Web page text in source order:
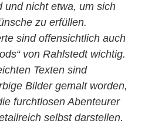
und nicht etwa, um sich
zu erfüllen.
sind offensichtlich auch
von Rahlstedt wichtig.
Texten sind
Bilder gemalt worden,
furchtlosen Abenteurer
selbst darstellen.